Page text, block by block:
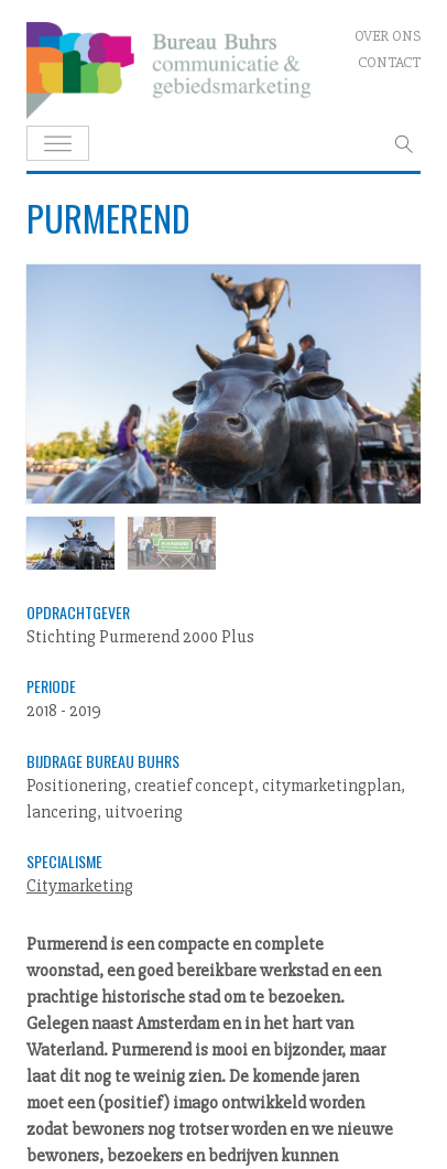
Skip
to
content
OVER ONS
CONTACT
PURMEREND
OPDRACHTGEVER
Stichting Purmerend 2000 Plus
PERIODE
2018 - 2019
BIJDRAGE BUREAU BUHRS
Positionering, creatief concept, citymarketingplan,
lancering, uitvoering
SPECIALISME
Citymarketing
Purmerend is een compacte en complete
woonstad, een goed bereikbare werkstad en een
prachtige historische stad om te bezoeken.
Gelegen naast Amsterdam en in het hart van
Waterland. Purmerend is mooi en bijzonder, maar
laat dit nog te weinig zien. De komende jaren
moet een (positief) imago ontwikkeld worden
zodat bewoners nog trotser worden en we nieuwe
bewoners, bezoekers en bedrijven kunnen